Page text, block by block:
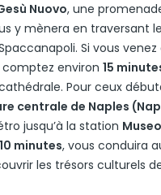
Nuovo, une
y mènera en traversant
Si vous
comptez environ 15
Pour ceux
centrale de Naples
jusqu’à la station Museo
10 minutes, vous conduira
les trésors culturels